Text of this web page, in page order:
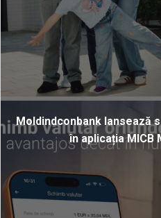
Moldindconbank lansează
în aplicația MICB